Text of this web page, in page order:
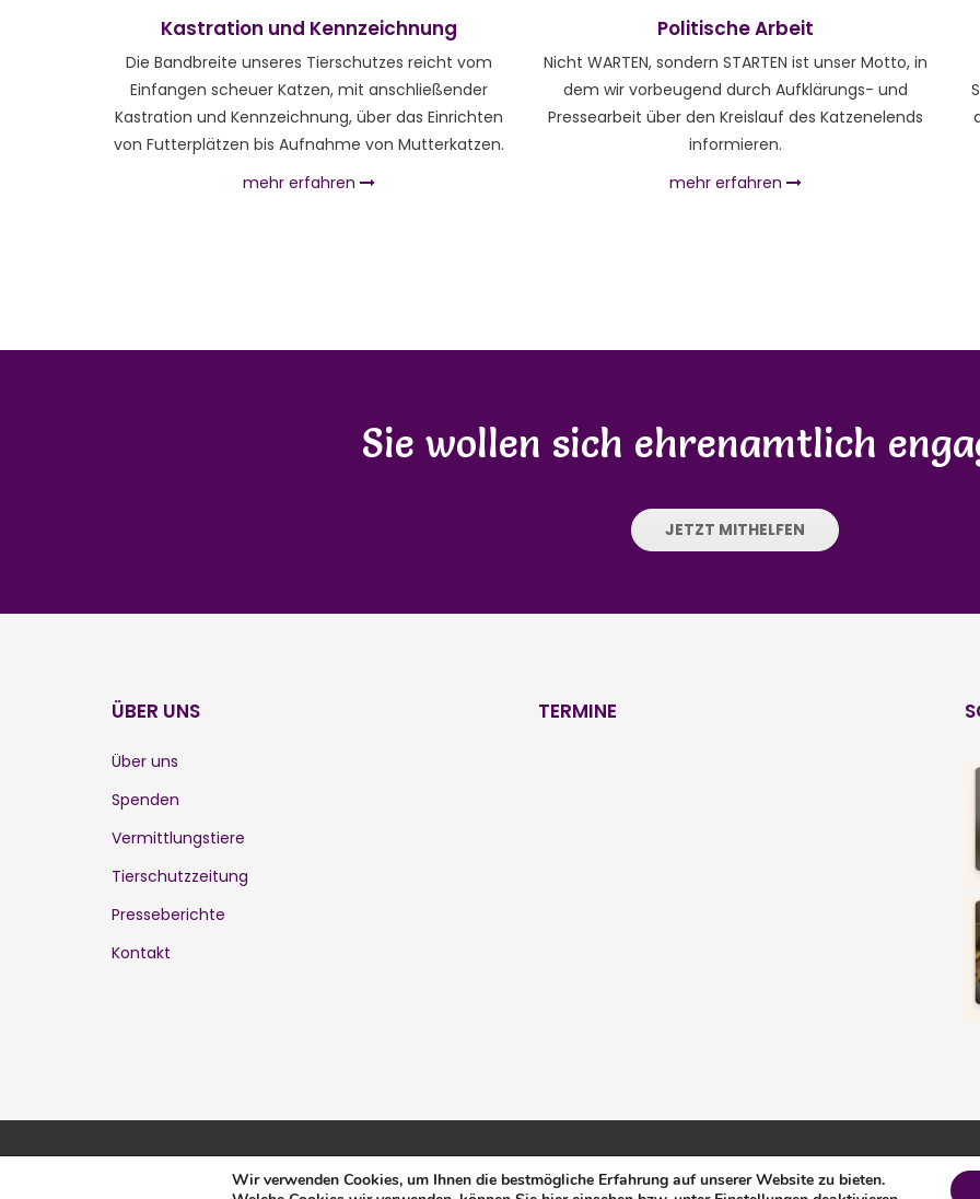
Kastration und Kennzeichnung
Die Bandbreite unseres Tierschutzes reicht vom
Einfangen scheuer Katzen, mit anschließender
Kastration und Kennzeichnung, über das Einrichten
von Futterplätzen bis Aufnahme von Mutterkatzen.
mehr erfahren
Politische Arbeit
Nicht WARTEN, sondern STARTEN ist unser Motto, in
dem wir vorbeugend durch Aufklärungs- und
Pressearbeit über den Kreislauf des Katzenelends
informieren.
mehr erfahren
Sie wollen sich ehrenamtlich
JETZT MITHELFEN
ÜBER UNS
Über uns
Spenden
Vermittlungstiere
Tierschutzzeitung
Presseberichte
Kontakt
TERMINE
@Copyright 2026 | KatzenschutzVerein Karlsruhe und Umgebung e.V. | Impressum Datenschutz|Login
Wir verwenden Cookies, um Ihnen die bestmögliche Erfahrung auf unserer Website zu bieten.